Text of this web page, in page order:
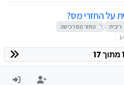
על החזרי מס?
ריבית
החזר מס רכישה
1 מתוך 17